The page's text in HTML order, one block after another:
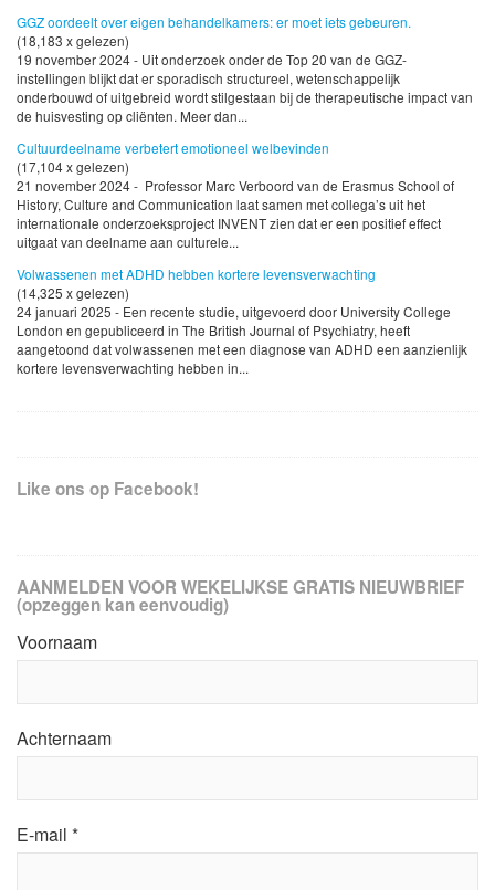
GGZ oordeelt over eigen behandelkamers: er moet iets gebeuren.
(18,183 x gelezen)
19 november 2024 - Uit onderzoek onder de Top 20 van de GGZ-
instellingen blijkt dat er sporadisch structureel, wetenschappelijk
onderbouwd of uitgebreid wordt stilgestaan bij de therapeutische impact van
de huisvesting op cliënten. Meer dan...
Cultuurdeelname verbetert emotioneel welbevinden
(17,104 x gelezen)
21 november 2024 - Professor Marc Verboord van de Erasmus School of
History, Culture and Communication laat samen met collega’s uit het
internationale onderzoeksproject INVENT zien dat er een positief effect
uitgaat van deelname aan culturele...
Volwassenen met ADHD hebben kortere levensverwachting
(14,325 x gelezen)
24 januari 2025 - Een recente studie, uitgevoerd door University College
London en gepubliceerd in The British Journal of Psychiatry, heeft
aangetoond dat volwassenen met een diagnose van ADHD een aanzienlijk
kortere levensverwachting hebben in...
Like ons op Facebook!
AANMELDEN VOOR WEKELIJKSE GRATIS NIEUWBRIEF
(opzeggen kan eenvoudig)
Voornaam
Achternaam
E-mail *